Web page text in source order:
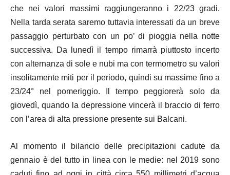
che nei valori massimi raggiungeranno i 22/23 gradi.
Nella tarda serata saremo tuttavia interessati da un breve
passaggio perturbato con un po’ di pioggia nella notte
successiva. Da lunedì il tempo rimarrà piuttosto incerto
con alternanza di sole e nubi ma con termometro su valori
insolitamente miti per il periodo, quindi su massime fino a
23/24° nel pomeriggio. Il tempo peggiorerà solo da
giovedì, quando la depressione vincerà il braccio di ferro
con l’area di alta pressione presente sui Balcani.
Al momento il bilancio delle precipitazioni cadute da
gennaio è del tutto in linea con le medie: nel 2019 sono